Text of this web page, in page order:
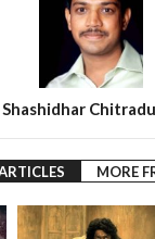
Shashidhar
MORE